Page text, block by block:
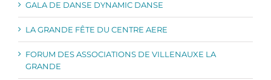
GALA DE DANSE DYNAMIC DANSE
LA GRANDE FÊTE DU CENTRE AERE
FORUM DES ASSOCIATIONS DE VILLENAUXE LA
GRANDE